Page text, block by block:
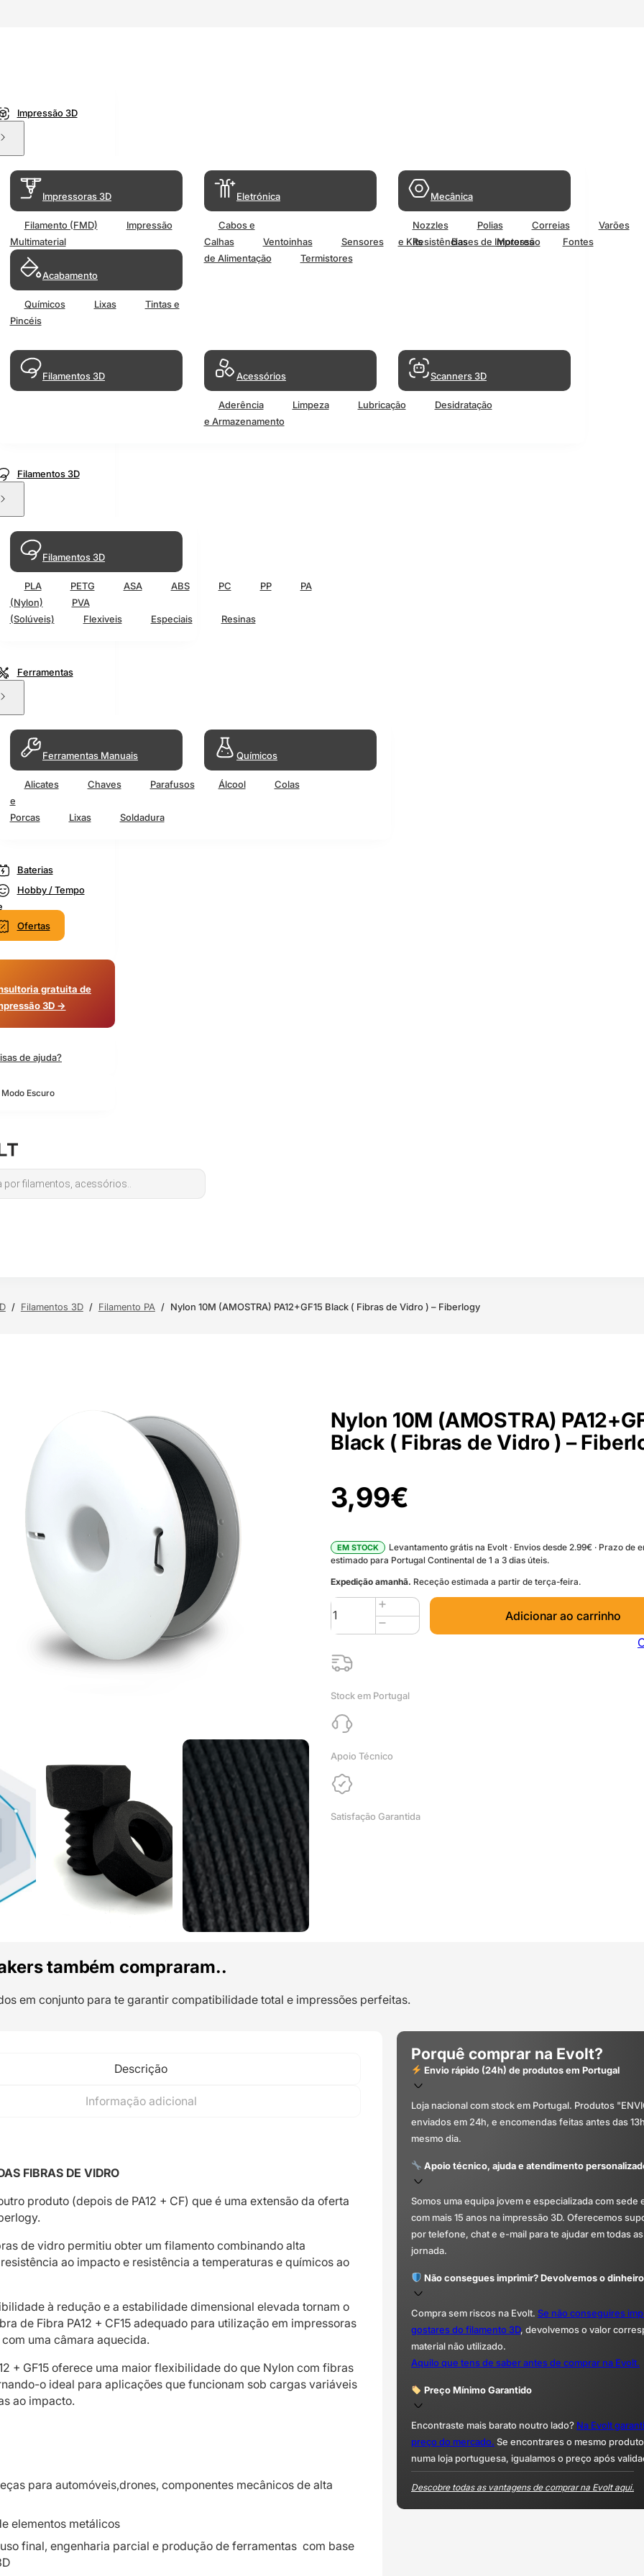
Impressão 3D
Impressoras 3D
Filamento (FMD)
Impressão
Multimaterial
Acabamento
Químicos Lixas
Tintas e
Pincéis
Eletrónica
Cabos e
Calhas
Ventoinhas Sensores Resistências Motores
Fontes
de Alimentação
Termistores
Mecânica
Nozzles Polias Correias
Varões
e Kits
Bases de Impressão
Filamentos 3D Acessórios
Aderência Limpeza Lubricação
Desidratação
e Armazenamento
Scanners 3D
Filamentos 3D
Filamentos 3D
PLA PETG ASA ABS PC PP
PA
(Nylon)
PVA
(Solúveis)
Flexiveis Especiais Resinas
Ferramentas
Ferramentas Manuais
Alicates Chaves
Parafusos
e
Porcas
Lixas Soldadura
Químicos
Álcool Colas
Baterias
Hobby / Tempo
Ofertas
gratuita de
3D →
de ajuda?
Escuro
/ Filamentos 3D / Filamento PA / Nylon 10M (AMOSTRA) PA12+GF15 Black ( Fibras de Vidro ) – Fiberlogy
Nylon 10M (AMOSTRA)
Black ( Fibras de Vidro ) –
3,99€
EM STOCK
Levantamento grátis na Evolt · Envios desde 2.99€ · Prazo de
estimado para Portugal Continental de 1 a 3 dias úteis.
Expedição amanhã. Receção estimada a partir de terça-feira.
Quantidade
de
Nylon
10M
(AMOSTRA)
Black
(
Fibras
de
)
Fiberlogy
Adicionar ao carrinho
Stock em Portugal
Apoio Técnico
Satisfação Garantida
também compraram..
em conjunto para te garantir compatibilidade total e impressões perfeitas.
Descrição
Informação adicional
FIBRAS DE VIDRO
produto (depois de PA12 + CF) que é uma extensão da oferta
de vidro permitiu obter um filamento combinando alta
ao impacto e resistência a temperaturas e químicos ao
à redução e a estabilidade dimensional elevada tornam o
de Fibra PA12 + CF15 adequado para utilização em impressoras
uma câmara aquecida.
+ GF15 oferece uma maior flexibilidade do que Nylon com fibras
o ideal para aplicações que funcionam sob cargas variáveis
ao impacto.
para automóveis,drones, componentes mecânicos de alta
elementos metálicos
final, engenharia parcial e produção de ferramentas com base
Porquê comprar na Evolt?
Envio rápido (24h) de produtos em Portugal
Loja nacional com stock em Portugal. Produtos
enviados em 24h, e encomendas feitas antes das
mesmo dia.
Apoio técnico, ajuda e atendimento
Somos uma equipa jovem e especializada com sede
com mais 15 anos na impressão 3D. Oferecemos
por telefone, chat e e-mail para te ajudar em todas
jornada.
Não consegues imprimir? Devolvemos o
Compra sem riscos na Evolt. Se não conseguires
gostares do filamento 3D, devolvemos o valor
material não utilizado.
Aquilo que tens de saber antes de comprar na Evolt.
Preço Mínimo Garantido
Encontraste mais barato noutro lado? Na Evolt
preço do mercado. Se encontrares o mesmo
numa loja portuguesa, igualamos o preço após
Descobre todas as vantagens de comprar na Evolt aqui.